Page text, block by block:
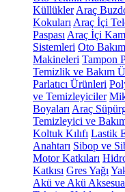
Küllükler Araç
Kokuları Araç İçi
Paspası Araç İçi
Sistemleri Oto
Makineleri Tampon
Temizlik ve Bakım
Parlatıcı Ürünleri
ve Temizleyiciler
Boyaları Araç
Temizleyici ve
Koltuk Kılıfı Lastik
Anahtarı Sibop ve
Motor Katkıları
Katkısı Gres Yağı
Akü ve Akü